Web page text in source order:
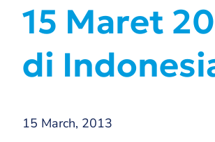
15 Maret
di
15 March, 2013